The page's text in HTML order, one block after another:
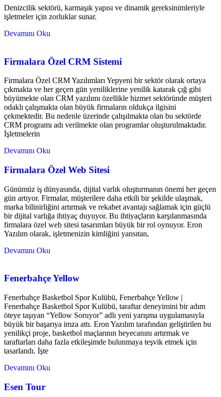
Denizcilik sektörü, karmaşık yapısı ve dinamik gereksinimleriyle
işletmeler için zorluklar sunar.
Devamını Oku
Firmalara Özel CRM Sistemi
Firmalara Özel CRM Yazılımları Yepyeni bir sektör olarak ortaya
çıkmakta ve her geçen gün yeniliklerine yenilik katarak çığ gibi
büyümekte olan CRM yazılımı özellikle hizmet sektöründe müşteri
odaklı çalışmakta olan büyük firmaların oldukça ilgisini
çekmektedir. Bu nedenle üzerinde çalışılmakta olan bu sektörde
CRM programı adı verilmekte olan programlar oluşturulmaktadır.
İşletmelerin
Devamını Oku
Firmalara Özel Web Sitesi
Günümüz iş dünyasında, dijital varlık oluşturmanın önemi her geçen
gün artıyor. Firmalar, müşterilere daha etkili bir şekilde ulaşmak,
marka bilinirliğini artırmak ve rekabet avantajı sağlamak için güçlü
bir dijital varlığa ihtiyaç duyuyor. Bu ihtiyaçların karşılanmasında
firmalara özel web sitesi tasarımları büyük bir rol oynuyor. Eron
Yazılım olarak, işletmenizin kimliğini yansıtan,
Devamını Oku
Fenerbahçe Yellow
Fenerbahçe Basketbol Spor Kulübü, Fenerbahçe Yellow |
Fenerbahçe Basketbol Spor Kulübü, taraftar deneyimini bir adım
öteye taşıyan “Yellow Soruyor” adlı yeni yarışma uygulamasıyla
büyük bir başarıya imza attı. Eron Yazılım tarafından geliştirilen bu
yenilikçi proje, basketbol maçlarının heyecanını artırmak ve
taraftarları daha fazla etkileşimde bulunmaya teşvik etmek için
tasarlandı. İşte
Devamını Oku
Esen Tour